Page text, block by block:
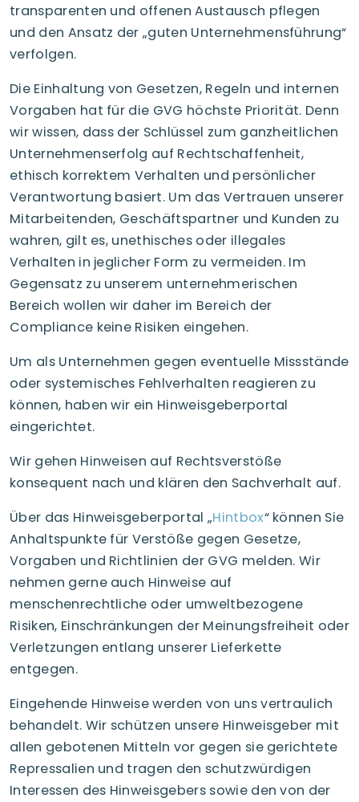
transparenten und offenen Austausch pflegen
und den Ansatz der „guten Unternehmensführung“
verfolgen.
Die Einhaltung von Gesetzen, Regeln und internen
Vorgaben hat für die GVG höchste Priorität. Denn
wir wissen, dass der Schlüssel zum ganzheitlichen
Unternehmenserfolg auf Rechtschaffenheit,
ethisch korrektem Verhalten und persönlicher
Verantwortung basiert. Um das Vertrauen unserer
Mitarbeitenden, Geschäftspartner und Kunden zu
wahren, gilt es, unethisches oder illegales
Verhalten in jeglicher Form zu vermeiden. Im
Gegensatz zu unserem unternehmerischen
Bereich wollen wir daher im Bereich der
Compliance keine Risiken eingehen.
Um als Unternehmen gegen eventuelle Missstände
oder systemisches Fehlverhalten reagieren zu
können, haben wir ein Hinweisgeberportal
eingerichtet.
Wir gehen Hinweisen auf Rechtsverstöße
konsequent nach und klären den Sachverhalt auf.
Über das Hinweisgeberportal „Hintbox“ können Sie
Anhaltspunkte für Verstöße gegen Gesetze,
Vorgaben und Richtlinien der GVG melden. Wir
nehmen gerne auch Hinweise auf
menschenrechtliche oder umweltbezogene
Risiken, Einschränkungen der Meinungsfreiheit oder
Verletzungen entlang unserer Lieferkette
entgegen.
Eingehende Hinweise werden von uns vertraulich
behandelt. Wir schützen unsere Hinweisgeber mit
allen gebotenen Mitteln vor gegen sie gerichtete
Repressalien und tragen den schutzwürdigen
Interessen des Hinweisgebers sowie den von der